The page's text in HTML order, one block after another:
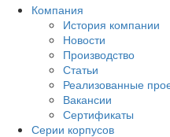
Компания
История компании
Новости
Производство
Статьи
Реализованные
Вакансии
Сертификаты
Серии корпусов